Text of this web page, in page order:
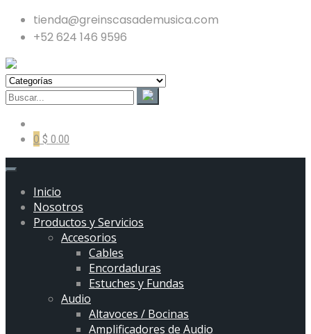
tienda@greinscasademusica.com
+52 624 146 9596
0 $ 0.00
Inicio
Nosotros
Productos y Servicios
Accesorios
Cables
Encordaduras
Estuches y Fundas
Audio
Altavoces / Bocinas
Amplificadores de Audio